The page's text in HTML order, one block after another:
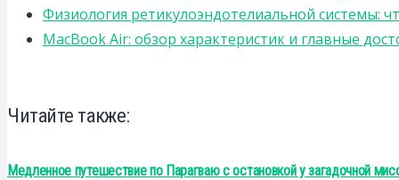
Физиология ретикулоэндотелиальной системы:
MacBook Air: обзор характеристик и главные
Читайте также:
Медленное путешествие по Парагваю с остановкой у загадочной